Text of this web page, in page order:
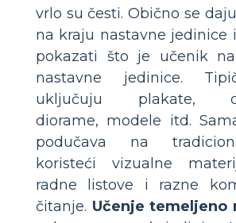
vrlo su česti. Obično se
na kraju nastavne jedinice
pokazati što je učenik
nastavne jedinice.
uključuju plakate,
diorame, modele itd.
podučava na
koristeći vizualne
radne listove i razne
čitanje. Učenje temeljeno